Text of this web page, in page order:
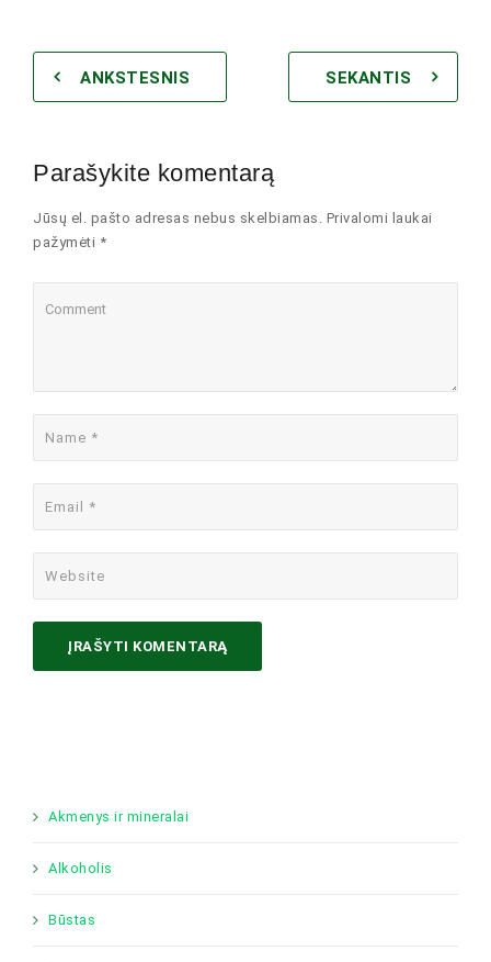
ANKSTESNIS SEKANTIS
Parašykite komentarą
Jūsų el. pašto adresas nebus skelbiamas. Privalomi laukai
pažymėti *
Akmenys ir mineralai
Alkoholis
Būstas